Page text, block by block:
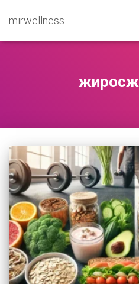
mirwellness